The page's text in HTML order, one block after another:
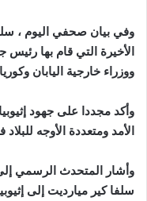
وفي بيان صحفي اليوم ،
الأخيرة التي قام بها
ووزراء خارجية اليابان
وأكد مجددا على جهود
الأمد ومتعددة الأوجه
وأشار المتحدث الرسمي إلى
سلفا كير ميارديت إلى